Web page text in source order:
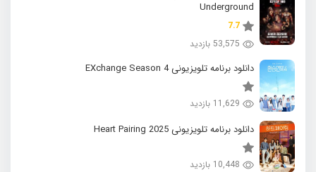
Underground
7.7
53,575 بازدید
دانلود برنامه تلویزیونی EXchange Season 4
11,629 بازدید
دانلود برنامه تلویزیونی 2025 Heart Pairing
10,448 بازدید